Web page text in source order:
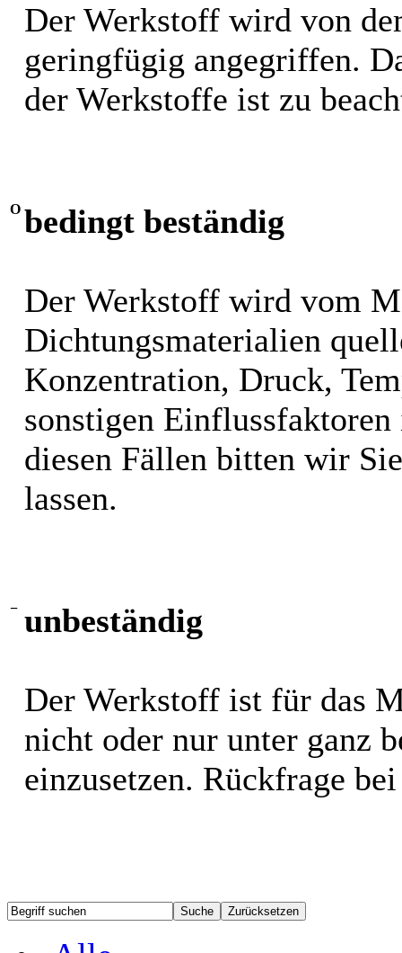
Der Werkstoff wird von
geringfügig angegriffen.
der Werkstoffe ist zu
O bedingt beständig
Der Werkstoff wird vom
Dichtungsmaterialien
Konzentration, Druck,
sonstigen
diesen Fällen bitten wir
lassen.
− unbeständig
Der Werkstoff ist für das
nicht oder nur unter ganz
einzusetzen. Rückfrage